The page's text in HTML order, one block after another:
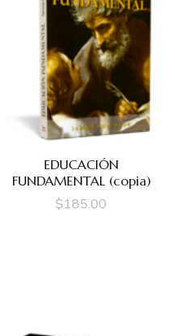
EDUCACIÓN
FUNDAMENTAL (copia)
$185.00